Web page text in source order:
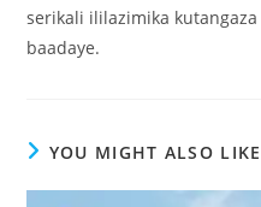
serikali ililazimika
baadaye.
YOU MIGHT ALSO LIKE